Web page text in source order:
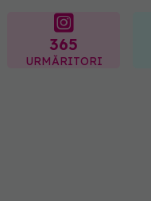
365
URMĂRITORI